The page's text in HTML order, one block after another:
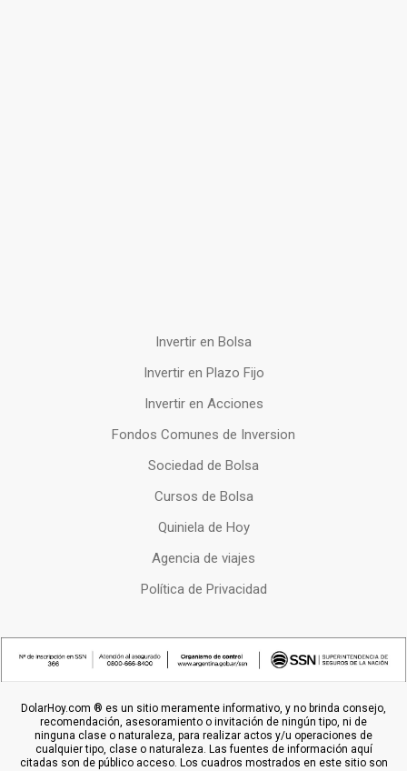
Invertir en Bolsa
Invertir en Plazo Fijo
Invertir en Acciones
Fondos Comunes de Inversion
Sociedad de Bolsa
Cursos de Bolsa
Quiniela de Hoy
Agencia de viajes
Política de Privacidad
DolarHoy.com ® es un sitio meramente informativo, y no brinda consejo,
recomendación, asesoramiento o invitación de ningún tipo, ni de
ninguna clase o naturaleza, para realizar actos y/u operaciones de
cualquier tipo, clase o naturaleza. Las fuentes de información aquí
citadas son de público acceso. Los cuadros mostrados en este sitio son